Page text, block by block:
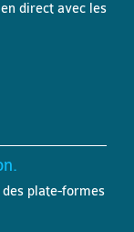
direct avec les
plate-formes